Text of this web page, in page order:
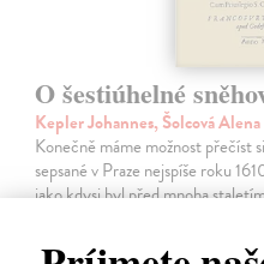
O šestiúhelné
Kepler Johannes, Šolcová Alena
Konečně máme možnost přečíst
sepsané v Praze nejspíše roku
jako kdysi byl před mnoha
Zasielame do 12 dní